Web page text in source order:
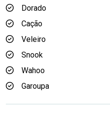
Dorado
Cação
Veleiro
Snook
Wahoo
Garoupa